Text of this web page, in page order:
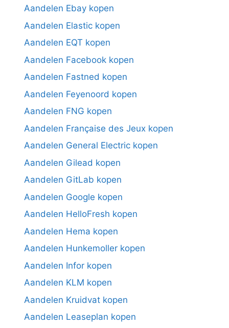
Aandelen Ebay kopen
Aandelen Elastic kopen
Aandelen EQT kopen
Aandelen Facebook kopen
Aandelen Fastned kopen
Aandelen Feyenoord kopen
Aandelen FNG kopen
Aandelen Française des Jeux kopen
Aandelen General Electric kopen
Aandelen Gilead kopen
Aandelen GitLab kopen
Aandelen Google kopen
Aandelen HelloFresh kopen
Aandelen Hema kopen
Aandelen Hunkemoller kopen
Aandelen Infor kopen
Aandelen KLM kopen
Aandelen Kruidvat kopen
Aandelen Leaseplan kopen